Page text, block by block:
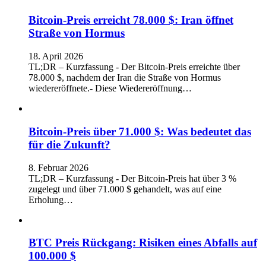
Bitcoin-Preis erreicht 78.000 $: Iran öffnet
Straße von Hormus
18. April 2026
TL;DR – Kurzfassung - Der Bitcoin-Preis erreichte über
78.000 $, nachdem der Iran die Straße von Hormus
wiedereröffnete.- Diese Wiedereröffnung…
Bitcoin-Preis über 71.000 $: Was bedeutet das
für die Zukunft?
8. Februar 2026
TL;DR – Kurzfassung - Der Bitcoin-Preis hat über 3 %
zugelegt und über 71.000 $ gehandelt, was auf eine
Erholung…
BTC Preis Rückgang: Risiken eines Abfalls auf
100.000 $